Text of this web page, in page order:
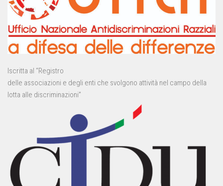
Iscritta al “Registro
delle associazioni e degli enti che svolgono attività nel campo della
lotta alle discriminazioni”